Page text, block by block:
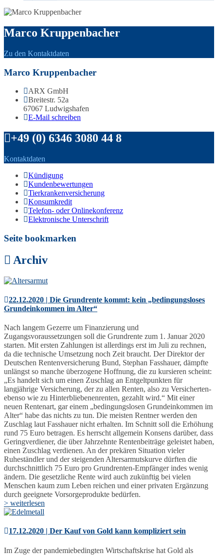
Marco Kruppenbacher
Zu den Kontaktdaten
Marco Kruppenbacher
ARX GmbH
Breitestr. 52a
67067 Ludwigshafen
E-Mail schreiben
+49 (0) 6346 3080 44 8
Kontaktdaten
Kündigung
Kundenbewertungen
Tierkrankenversicherung
Konsumkredit
Telefon- oder Onlinekonferenz
Elektronische Unterschrift
Seite bookmarken
Archiv
22.12.2020 | Die Grundrente kommt: kein „bedingungsloses
Grundeinkommen im Alter“
Nach langem Gezerre um Finanzierung und
Zugangsvoraussetzungen soll die Grundrente zum 1. Januar 2020
starten. Mit ersten Zahlungen ist allerdings erst im Juli zu rechnen,
da die technische Umsetzung noch Zeit braucht. Der Direktor der
Deutschen Rentenversicherung Bund, Stephan Fasshauer, dämpfte
unlängst so manche überzogene Hoffnung, die zu kursieren scheint:
„Es handelt sich um einen Zuschlag an Entgeltpunkten für
langjährige Versicherung, der zu allen Renten, also zu Versicherten-
ebenso wie zu Hinterbliebenenrenten, gezahlt wird.“ Mit einer
neuen Rentenart, gar einem „bedingungslosen Grundeinkommen im
Alter“ habe das nichts zu tun. Die meisten Rentner werden den
Zuschlag laut Fasshauer nicht erhalten. Im Schnitt soll die Erhöhung
rund 75 Euro betragen. Es herrscht allgemein Konsens darüber, dass
Geringverdiener, die über Jahrzehnte Rentenbeiträge geleistet haben,
einen Zuschlag verdienen. An der prekären Situation vieler
Ruheständler und der steigenden Altersarmutskurve dürften die
durchschnittlich 75 Euro pro Grundrenten-Empfänger indes wenig
ändern. Die gesetzliche Rente wird auch zukünftig bei vielen
Menschen kaum zum Leben reichen und einer privaten Ergänzung
durch geeignete Vorsorgeprodukte bedürfen.
> weiterlesen
17.12.2020 | Der Kauf von Gold kann kompliziert sein
Im Zuge der pandemiebedingten Wirtschaftskrise hat Gold als